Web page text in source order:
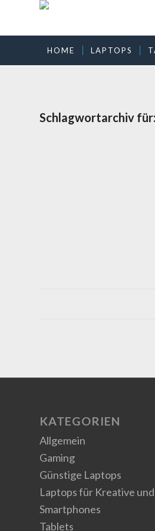
HOME LAPTOPS
Schlagwortarchiv für:
KATEGORIEN
Allgemein
Gaming
Günstige Laptops
Laptops für Kreative
Smartphones
Tablets